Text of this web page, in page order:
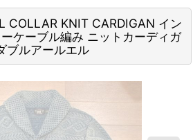
COLLAR KNIT CARDIGAN イン
ケーブル編み ニットカーディガ
ブルアールエル